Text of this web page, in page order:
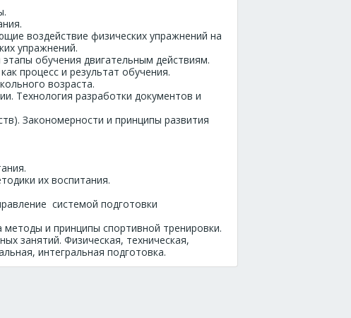
воздействие физических упражнений на
упражнений.
обучения двигательным действиям.
процесс и результат обучения.
возраста.
Технология разработки документов и
Закономерности и принципы развития
их воспитания.
системой подготовки
и принципы спортивной тренировки.
занятий. Физическая, техническая,
интегральная подготовка.